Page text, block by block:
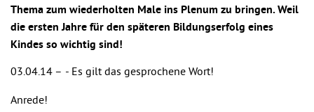
Thema zum wiederholten Male ins Plenum zu bringen. Weil
die ersten Jahre für den späteren Bildungserfolg eines
Kindes so wichtig sind!
03.04.14 – - Es gilt das gesprochene Wort!
Anrede!